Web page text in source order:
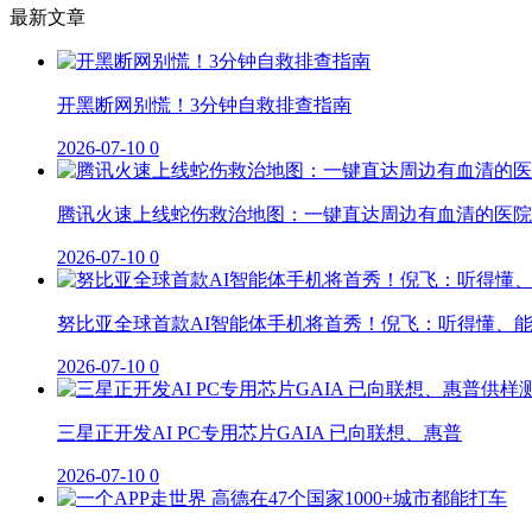
最新文章
开黑断网别慌！3分钟自救排查指南
2026-07-10 0
腾讯火速上线蛇伤救治地图：一键直达周边有血清的医院
2026-07-10 0
努比亚全球首款AI智能体手机将首秀！倪飞：听得懂、能
2026-07-10 0
三星正开发AI PC专用芯片GAIA 已向联想、惠普
2026-07-10 0